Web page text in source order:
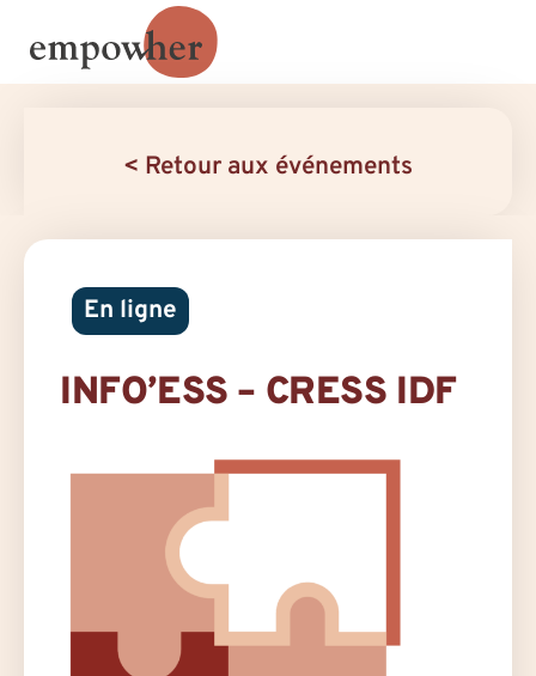
< Retour aux événements
En ligne
INFO’ESS – CRESS IDF